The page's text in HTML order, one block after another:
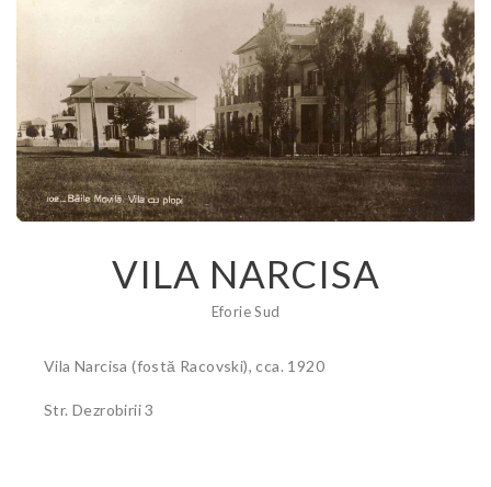
VILA NARCISA
Eforie Sud
Vila Narcisa (fostă Racovski), cca. 1920
Str. Dezrobirii 3